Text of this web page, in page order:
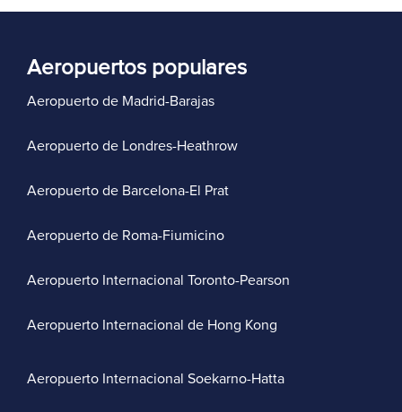
Aeropuertos populares
Aeropuerto de Madrid-Barajas
Aeropuerto de Londres-Heathrow
Aeropuerto de Barcelona-El Prat
Aeropuerto de Roma-Fiumicino
Aeropuerto Internacional Toronto-Pearson
Aeropuerto Internacional de Hong Kong
Aeropuerto Internacional Soekarno-Hatta